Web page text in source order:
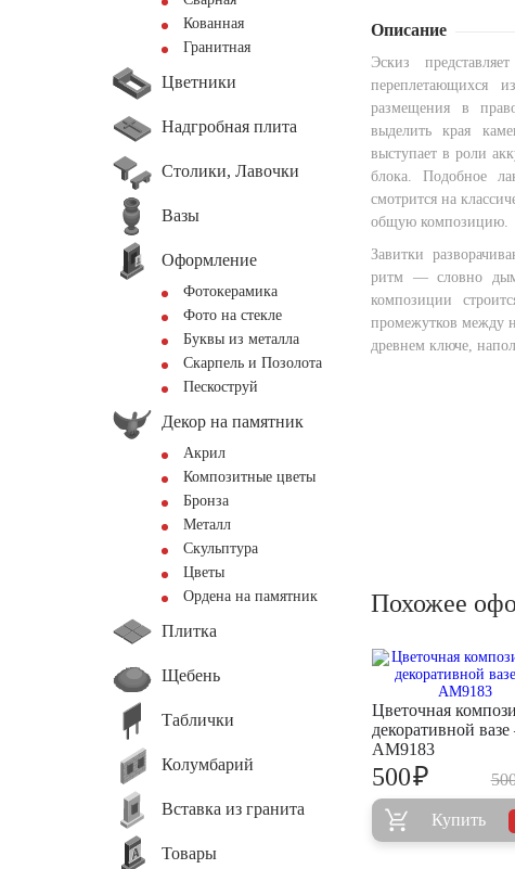
Кованная
Гранитная
Цветники
Надгробная плита
Столики, Лавочки
Вазы
Оформление
Фотокерамика
Фото на стекле
Буквы из металла
Скарпель и Позолота
Пескоструй
Декор на памятник
Акрил
Композитные цветы
Бронза
Металл
Скульптура
Цветы
Ордена на памятник
Плитка
Щебень
Таблички
Колумбарий
Вставка из гранита
Товары
Описание
Эскиз
переплетающихся
размещения в
выделить края
выступает в роли
блока. Подобное
смотрится на
общую композицию.
Завитки
ритм — словно
композиции
промежутков между
древнем ключе,
Похожее
Цветочная
декоративной
AM9183
500₽
Купить